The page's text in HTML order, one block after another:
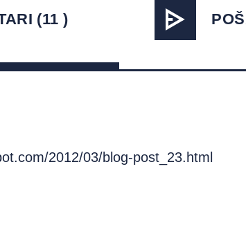
(11 )
2012/03/blog-post_23.html